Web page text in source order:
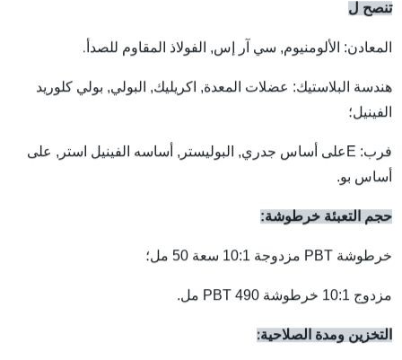
تنصح ل
المعادن: الألومنيوم, سي آر إس, الفولاذ المقاوم للصدأ.
هندسة البلاستيك: عضلات المعدة, اكريليك, البولي, بولي كلوريد
الفينيل؛
فرب:
E على أساس جدري, البوليستر , أساسه الفينيل استر , على
أساس بو.
حجم التعبئة خرطوشة:
خرطوشة PBT مزدوجة 10:1 سعة 50 مل؛
مزدوج 10:1 خرطوشة PBT 490 مل.
التخزين ومدة الصلاحية: